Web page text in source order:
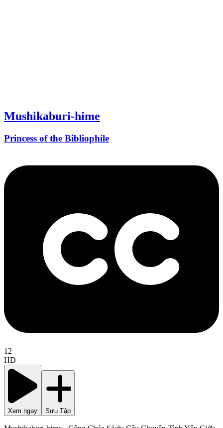
Mushikaburi-hime
Princess of the Bibliophile
12
HD
Xem ngay Sưu Tập